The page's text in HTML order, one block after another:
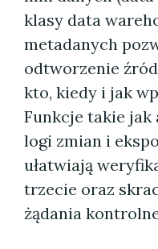
klasy data
metadanych
odtworzenie
kto, kiedy i jak
Funkcje takie jak
logi zmian i
ułatwiają
trzecie oraz
żądania